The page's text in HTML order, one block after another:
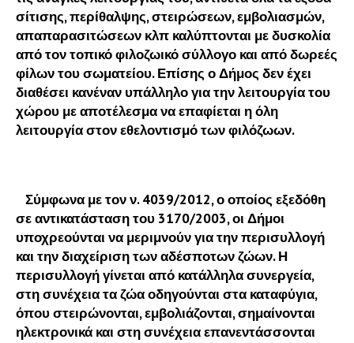
σίτισης, περίθαλψης, στειρώσεων, εμβολιασμών,
απαπαρασιτώσεων κλπ καλύπτονται με δυσκολία
από τον τοπικό φιλοζωικό σύλλογο και από δωρεές
φίλων του σωματείου. Επίσης ο Δήμος δεν έχει
διαθέσει κανέναν υπάλληλο για την λειτουργία του
χώρου με αποτέλεσμα να επαφίεται η όλη
λειτουργία στον εθελοντισμό των φιλόζωων.
Σύμφωνα με τον ν. 4039/2012, ο οποίος εξεδόθη
σε αντικατάσταση του 3170/2003, οι Δήμοι
υποχρεούνται να μεριμνούν για την περισυλλογή
και την διαχείριση των αδέσποτων ζώων. Η
περισυλλογή γίνεται από κατάλληλα συνεργεία,
στη συνέχεια τα ζώα οδηγούνται στα καταφύγια,
όπου στειρώνονται, εμβολιάζονται, σημαίνονται
ηλεκτρονικά και στη συνέχεια επανεντάσσονται